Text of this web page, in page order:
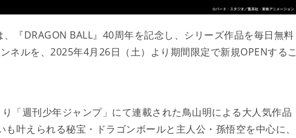
『DRAGON BALL』40周年を記念し、シリーズ作品を毎日無料
ネルを、2025年4月26日（土）より期間限定で新規OPENするこ
り「週刊少年ジャンプ」にて連載された鳥山明による大人気作品
叶えられる秘宝・ドラゴンボールと主人公・孫悟空を中心に、